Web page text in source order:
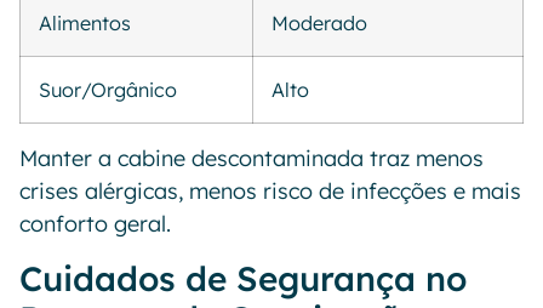
Alimentos Moderado
Suor/Orgânico Alto
Manter a cabine descontaminada traz menos
crises alérgicas, menos risco de infecções e mais
conforto geral.
Cuidados de Segurança no